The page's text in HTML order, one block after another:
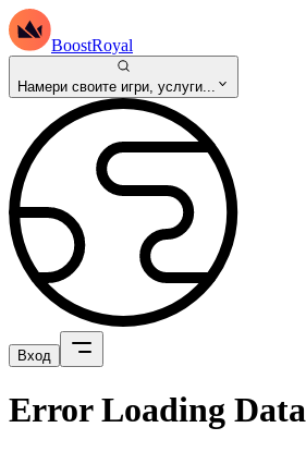
BoostRoyal
Намери своите игри, услуги...
Вход
Error Loading Data